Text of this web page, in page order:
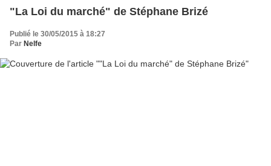
"La Loi du marché" de Stéphane Brizé
Publié le 30/05/2015 à 18:27
Par Nelfe